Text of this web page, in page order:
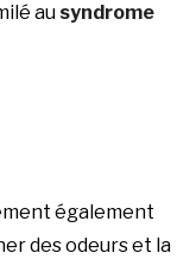
au syndrome
également
des odeurs et la